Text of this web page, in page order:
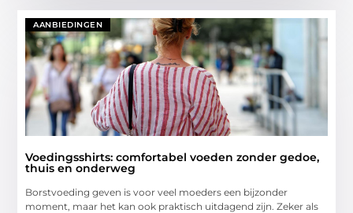
AANBIEDINGEN
Voedingsshirts: comfortabel voeden zonder gedoe,
thuis en onderweg
Borstvoeding geven is voor veel moeders een bijzonder
moment, maar het kan ook praktisch uitdagend zijn. Zeker als